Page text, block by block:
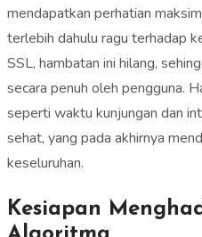
mendapatkan perhatian
terlebih dahulu ragu terhadap
SSL, hambatan ini hilang,
secara penuh oleh pengguna.
seperti waktu kunjungan dan
sehat, yang pada akhirnya
keseluruhan.
Kesiapan